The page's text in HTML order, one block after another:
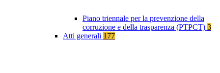
Piano triennale per la prevenzione della
corruzione e della trasparenza (PTPCT) 3
Atti generali 177